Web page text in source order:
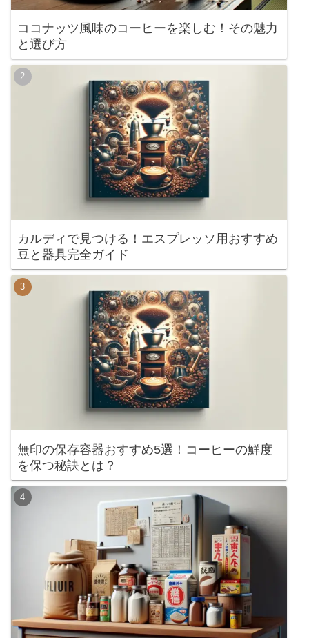
ココナッツ風味のコーヒーを楽しむ！その魅力
と選び方
カルディで見つける！エスプレッソ用おすすめ
豆と器具完全ガイド
無印の保存容器おすすめ5選！コーヒーの鮮度
を保つ秘訣とは？